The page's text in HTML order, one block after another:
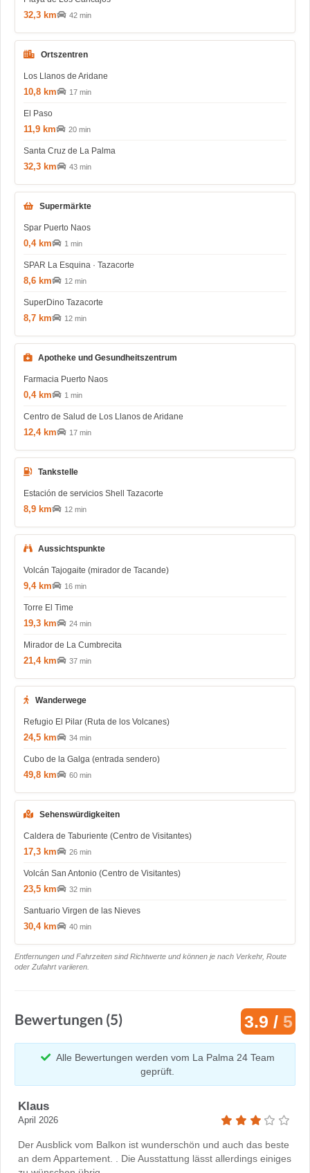
32,3 km 42 min
Ortszentren
Los Llanos de Aridane
10,8 km 17 min
El Paso
11,9 km 20 min
Santa Cruz de La Palma
32,3 km 43 min
Supermärkte
Spar Puerto Naos
0,4 km 1 min
SPAR La Esquina · Tazacorte
8,6 km 12 min
SuperDino Tazacorte
8,7 km 12 min
Apotheke und Gesundheitszentrum
Farmacia Puerto Naos
0,4 km 1 min
Centro de Salud de Los Llanos de Aridane
12,4 km 17 min
Tankstelle
Estación de servicios Shell Tazacorte
8,9 km 12 min
Aussichtspunkte
Volcán Tajogaite (mirador de Tacande)
9,4 km 16 min
Torre El Time
19,3 km 24 min
Mirador de La Cumbrecita
21,4 km 37 min
Wanderwege
Refugio El Pilar (Ruta de los Volcanes)
24,5 km 34 min
Cubo de la Galga (entrada sendero)
49,8 km 60 min
Sehenswürdigkeiten
Caldera de Taburiente (Centro de Visitantes)
17,3 km 26 min
Volcán San Antonio (Centro de Visitantes)
23,5 km 32 min
Santuario Virgen de las Nieves
30,4 km 40 min
Entfernungen und Fahrzeiten sind Richtwerte und können je nach Verkehr, Route
oder Zufahrt variieren.
Bewertungen (5) 3.9 / 5
Alle Bewertungen werden vom La Palma 24 Team
geprüft.
Klaus
April 2026
Der Ausblick vom Balkon ist wunderschön und auch das beste
an dem Appartement. . Die Ausstattung lässt allerdings einiges